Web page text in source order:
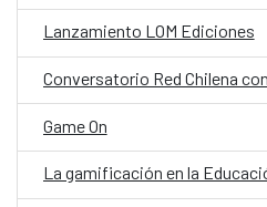
Lanzamiento LOM Ediciones
Game On
La gamificación en la